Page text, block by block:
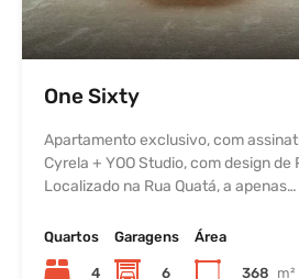
One Sixty
Apartamento exclusivo, com
Cyrela + YOO Studio, com design
Localizado na Rua Quatá, a apenas…
Quartos
4
Garagens
6
Área
368 m²